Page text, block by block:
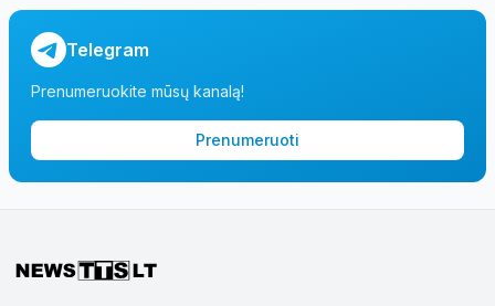
Telegram
Prenumeruokite mūsų kanalą!
Prenumeruoti